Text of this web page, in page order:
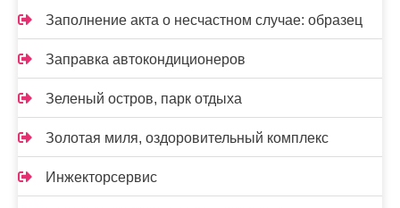
Заполнение акта о несчастном случае: образец
Заправка автокондиционеров
Зеленый остров, парк отдыха
Золотая миля, оздоровительный комплекс
Инжекторсервис